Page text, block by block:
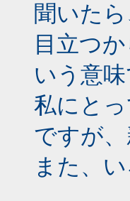
聞いた
目立つ
いう意
私にと
ですが
また、